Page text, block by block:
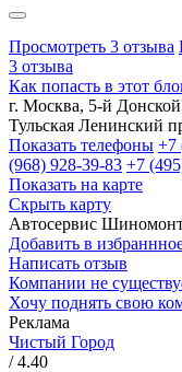
Просмотреть 3 отзыва
3 отзыва
Как попасть в этот
г. Москва, 5-й
Тульская Ленинский
Показать телефоны +7
(968) 928-39-83 +7
Показать на карте
Скрыть карту
Автосервис
Добавить в
Написать отзыв
Компании не
Хочу поднять свою
Реклама
Чистый Город
/ 4.40